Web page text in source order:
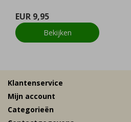
EUR 9,95
Bekijken
Klantenservice
Mijn account
Categorieën